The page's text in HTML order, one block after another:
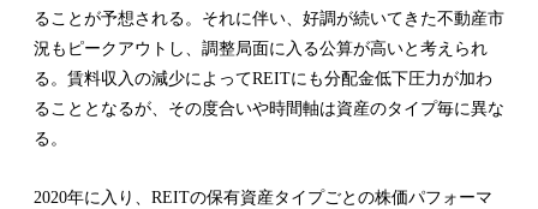
ることが予想される。それに伴い、好調が続いてきた不動産市
況もピークアウトし、調整局面に入る公算が高いと考えられ
る。賃料収入の減少によってREITにも分配金低下圧力が加わ
ることとなるが、その度合いや時間軸は資産のタイプ毎に異な
る。
2020年に入り、REITの保有資産タイプごとの株価パフォーマ